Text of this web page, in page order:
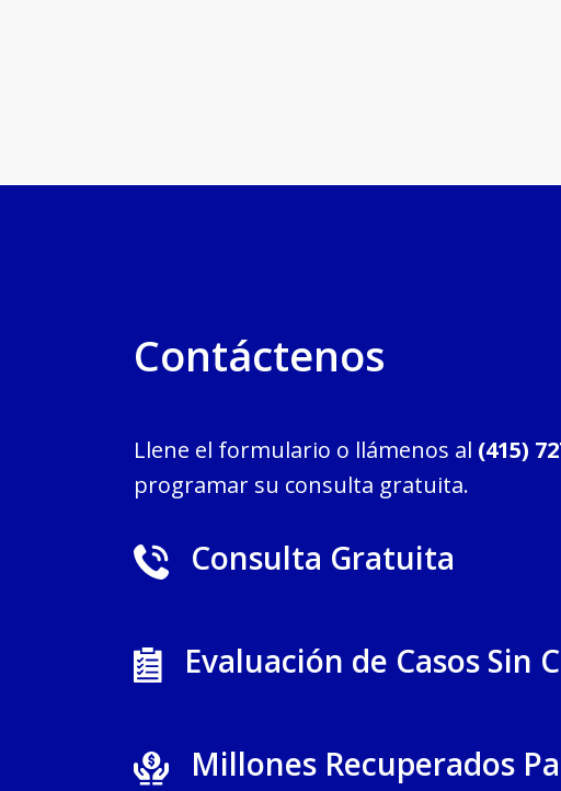
Contáctenos
Llene el formulario o llámenos al (415)
programar su consulta gratuita.
Consulta Gratuita
Evaluación de Casos Sin
Millones Recuperados